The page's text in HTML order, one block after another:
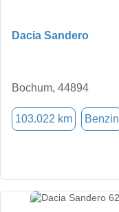
Dacia Sandero
Bochum, 44894
103.022 km Benzin